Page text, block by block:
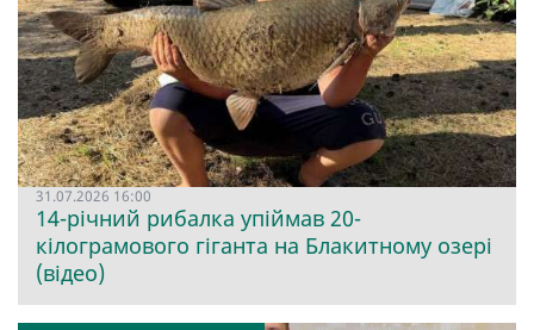
31.07.2026 16:00
14-річний рибалка упіймав 20-
кілограмового гіганта на Блакитному озері
(відео)